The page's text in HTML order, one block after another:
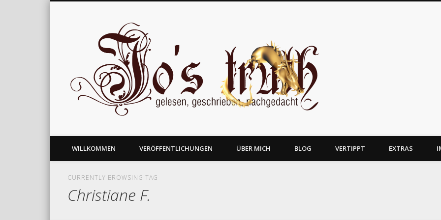
gelesen, geschrieben und nachgedacht
WILLKOMMEN VERÖFFENTLICHUNGEN ÜBER MICH BLOG VERTIPPT EXTRAS
CURRENTLY BROWSING TAG
Christiane F.